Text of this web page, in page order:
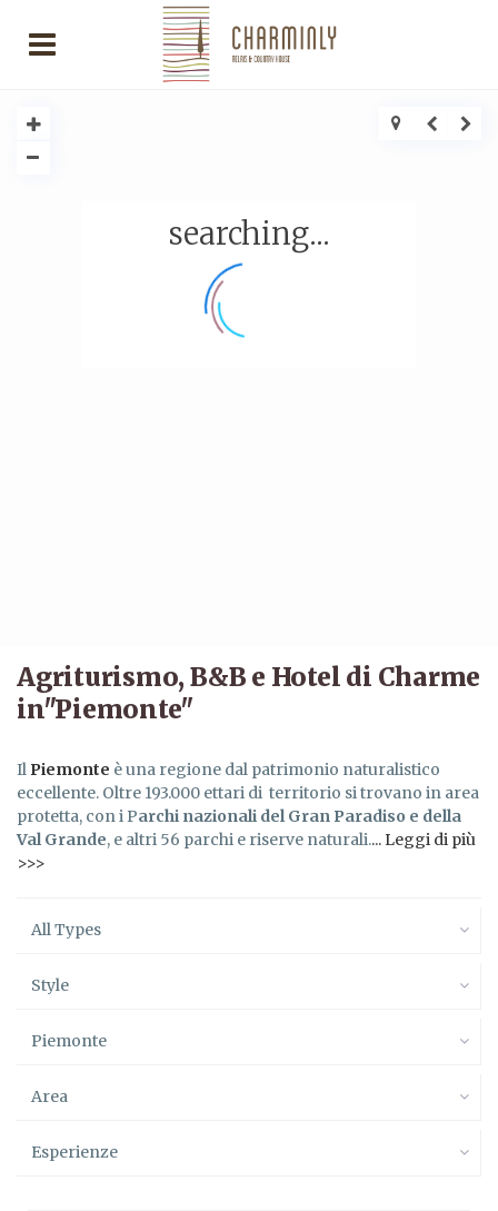
searching...
Agriturismo, B&B e Hotel di Charme
in"Piemonte"
Il Piemonte è una regione dal patrimonio naturalistico
eccellente. Oltre 193.000 ettari di territorio si trovano in area
protetta, con i Parchi nazionali del Gran Paradiso e della
Val Grande, e altri 56 parchi e riserve naturali.... Leggi di più
>>>
All Types
Style
Piemonte
Area
Esperienze